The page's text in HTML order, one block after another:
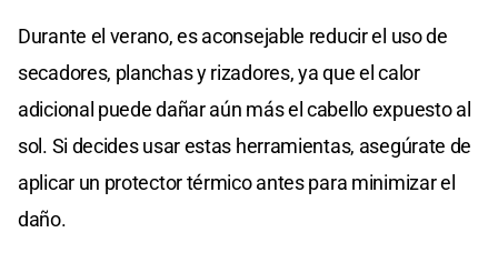
Durante el verano, es aconsejable reducir el uso de
secadores, planchas y rizadores, ya que el calor
adicional puede dañar aún más el cabello expuesto al
sol. Si decides usar estas herramientas, asegúrate de
aplicar un protector térmico antes para minimizar el
daño.